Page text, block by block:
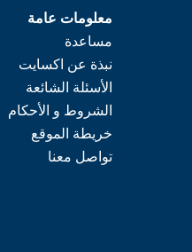
معلومات عامة
مساعدة
نبذة عن اكسايت
الأسئلة الشائعة
الشروط و الأحكام
خريطة الموقع
تواصل معنا